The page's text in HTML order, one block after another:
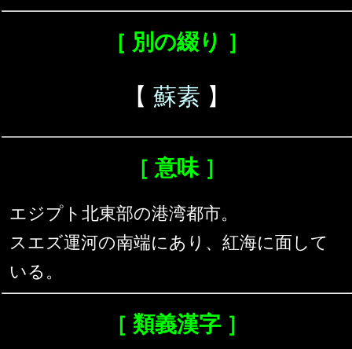
［ 別の綴り ］
【 蘇素 】
［ 意味 ］
エジプト北東部の港湾都市。
スエズ運河の南端にあり、紅海に面して
いる。
［ 類義漢字 ］